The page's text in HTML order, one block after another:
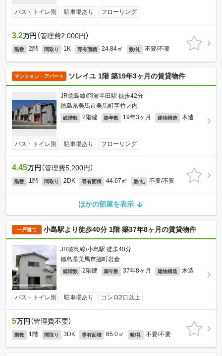
バス・トイレ別 駐車場あり フローリング
3.2万円 （管理費2,000円）
階数 2階 間取り 1K 専有面積 24.84㎡ 敷/礼 不要/不要
マンション・アパート ソレイユ 1階 築19年3ヶ月の賃貸物件
JR徳島線/阿波半田駅 徒歩42分
徳島県美馬市美馬町字竹ノ内
総階数 2階建 築年数 19年3ヶ月 建物構造 木造
バス・トイレ別 駐車場あり フローリング
4.45万円 （管理費5,200円）
階数 1階 間取り 2DK 専有面積 44.67㎡ 敷/礼 不要/不要
ほかの部屋を表示
一戸建て 小島駅より徒歩40分 1階 築37年8ヶ月の賃貸物件
JR徳島線/小島駅 徒歩40分
徳島県美馬市脇町岩倉
総階数 2階建 築年数 37年8ヶ月 建物構造 木造
バス・トイレ別 駐車場あり コンロ2口以上
5万円 （管理費不要）
階数 1階 間取り 3DK 専有面積 65.0㎡ 敷/礼 不要/不要